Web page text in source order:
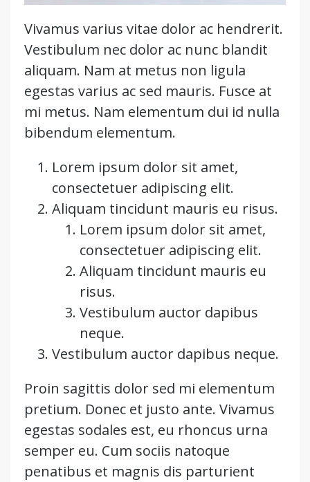
Vivamus varius vitae dolor ac hendrerit.
Vestibulum nec dolor ac nunc blandit
aliquam. Nam at metus non ligula
egestas varius ac sed mauris. Fusce at
mi metus. Nam elementum dui id nulla
bibendum elementum.
Lorem ipsum dolor sit amet,
consectetuer adipiscing elit.
Aliquam tincidunt mauris eu risus.
Lorem ipsum dolor sit amet,
consectetuer adipiscing elit.
Aliquam tincidunt mauris eu
risus.
Vestibulum auctor dapibus
neque.
Vestibulum auctor dapibus neque.
Proin sagittis dolor sed mi elementum
pretium. Donec et justo ante. Vivamus
egestas sodales est, eu rhoncus urna
semper eu. Cum sociis natoque
penatibus et magnis dis parturient